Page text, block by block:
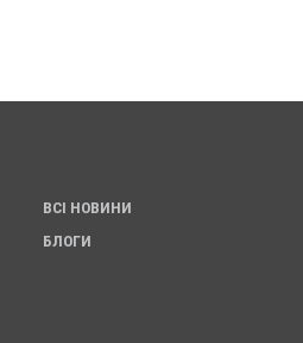
ВСІ НОВИНИ
БЛОГИ